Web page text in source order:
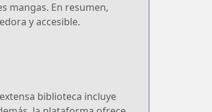
mangas. En resumen,
y accesible.
biblioteca incluye